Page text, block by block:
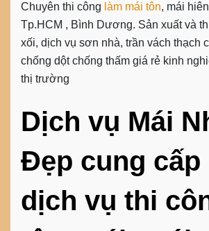
Chuyên thi công làm mái tôn, mái
Tp.HCM , Bình Dương. Sản xuất và
xối, dịch vụ sơn nhà, trần vách thạch
chống dột chống thấm giá rẻ kinh
thị trường
Dịch vụ Mái
Đẹp cung cấp
dịch vụ thi